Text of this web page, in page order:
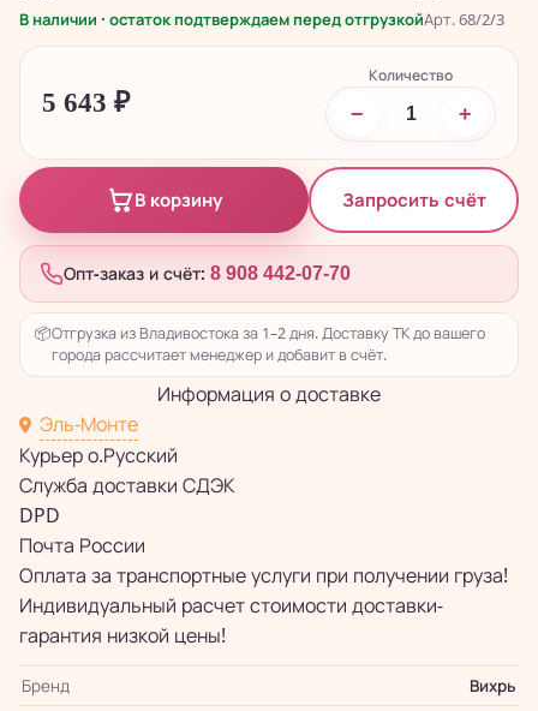
В наличии · остаток подтверждаем перед отгрузкойАрт. 68/2/3
5 643 ₽
Количество
− +
В корзину Запросить счёт
Опт-заказ и счёт: 8 908 442-07-70
📦Отгрузка из Владивостока за 1–2 дня. Доставку ТК до вашего
города рассчитает менеджер и добавит в счёт.
Информация о доставке
Эль-Монте
Курьер о.Русский
Служба доставки СДЭК
DPD
Почта России
Оплата за транспортные услуги при получении груза!
Индивидуальный расчет стоимости доставки-
гарантия низкой цены!
Бренд
Вихрь